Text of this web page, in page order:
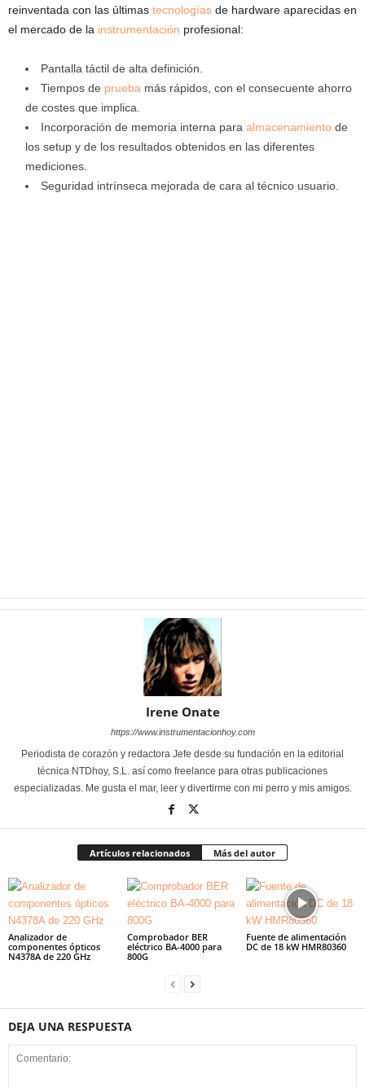
reinventada con las últimas tecnologías de hardware aparecidas en
el mercado de la instrumentación profesional:
Pantalla táctil de alta definición.
Tiempos de prueba más rápidos, con el consecuente ahorro
de costes que implica.
Incorporación de memoria interna para almacenamiento de
los setup y de los resultados obtenidos en las diferentes
mediciones.
Seguridad intrínseca mejorada de cara al técnico usuario.
Irene Onate
https://www.instrumentacionhoy.com
Periodista de corazón y redactora Jefe desde su fundación en la editorial
técnica NTDhoy, S.L. así como freelance para otras publicaciones
especializadas. Me gusta el mar, leer y divertirme con mi perro y mis amigos.
Artículos relacionados Más del autor
Analizador de
componentes ópticos
N4378A de 220 GHz
Comprobador BER
eléctrico BA-4000 para
800G
Fuente de alimentación
DC de 18 kW HMR80360
DEJA UNA RESPUESTA